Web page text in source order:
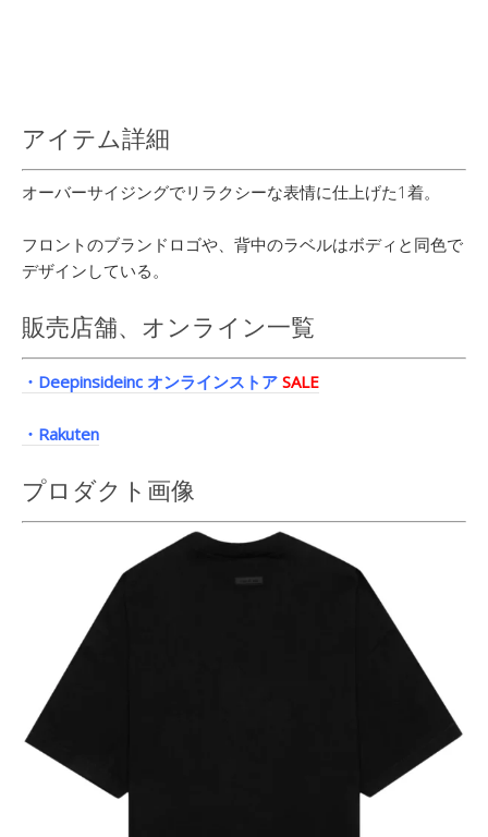
アイテム詳細
オーバーサイジングでリラクシーな表情に仕上げた1着。
フロントのブランドロゴや、背中のラベルはボディと同色で
デザインしている。
販売店舗、オンライン一覧
・Deepinsideinc オンラインストア SALE
・Rakuten
プロダクト画像